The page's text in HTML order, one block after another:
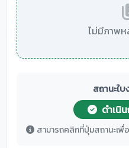
ไม่มีภาพห
สถานะใ
ดำเนิ
สามารถคลิกที่ปุ่มสถานะเพื่